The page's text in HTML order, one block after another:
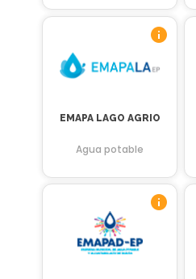
EMAPA LAGO AGRIO
Agua potable